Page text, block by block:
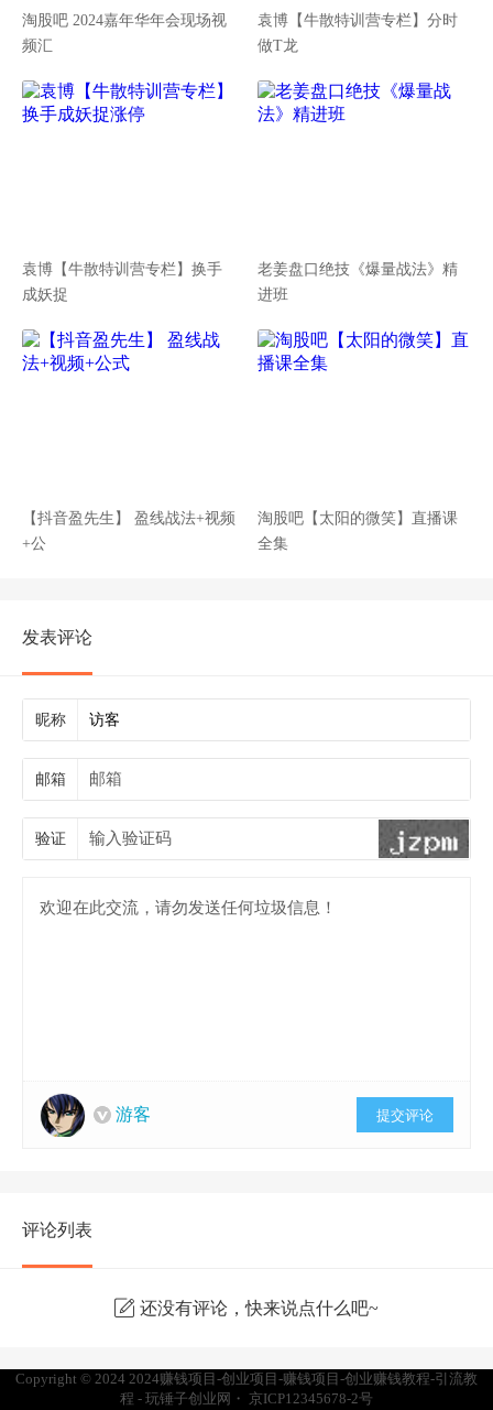
淘股吧 2024嘉年华年会现场视
频汇
袁博【牛散特训营专栏】分时
做T龙
袁博【牛散特训营专栏】换手
成妖捉
老姜盘口绝技《爆量战法》精
进班
【抖音盈先生】 盈线战法+视频
+公
淘股吧【太阳的微笑】直播课
全集
发表评论
昵称
邮箱
验证
游客 提交评论
评论列表
还没有评论，快来说点什么吧~
Copyright © 2024 2024赚钱项目-创业项目-赚钱项目-创业赚钱教程-引流教
程 - 玩锤子创业网 ・ 京ICP12345678-2号